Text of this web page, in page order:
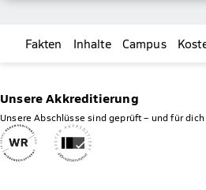
Fakten Inhalte Campus
Unsere Akkreditierung
Unsere Abschlüsse sind geprüft – und für dich